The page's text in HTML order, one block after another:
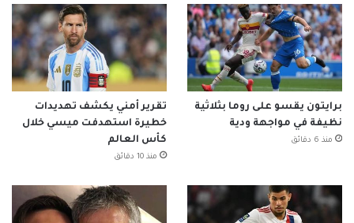
برايتون يقسو على روما بثلاثية
نظيفة في مواجهة ودية
منذ 6 دقائق
تقرير أمني يكشف تهديدات
خطيرة استهدفت ميسي خلال
كأس العالم
منذ 10 دقائق